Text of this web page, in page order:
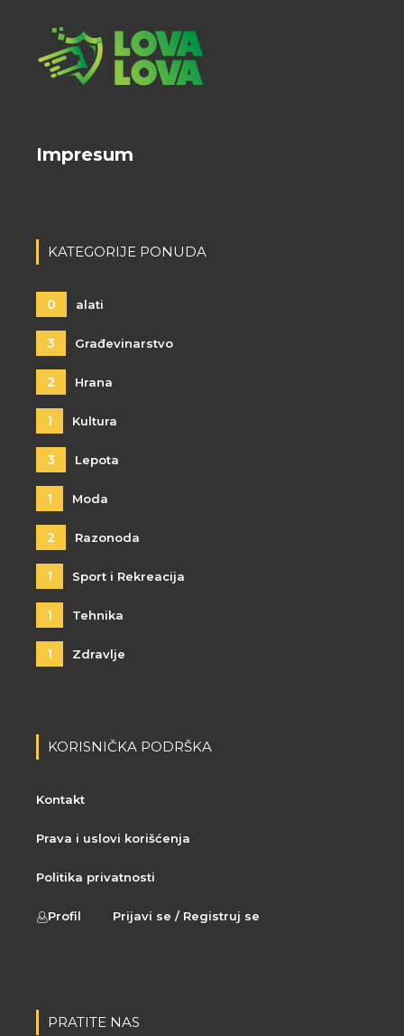
Impresum
KATEGORIJE PONUDA
0 alati
3 Građevinarstvo
2 Hrana
1 Kultura
3 Lepota
1 Moda
2 Razonoda
1 Sport i Rekreacija
1 Tehnika
1 Zdravlje
KORISNIČKA PODRŠKA
Kontakt
Prava i uslovi korišćenja
Politika privatnosti
Profil Prijavi se / Registruj se
PRATITE NAS